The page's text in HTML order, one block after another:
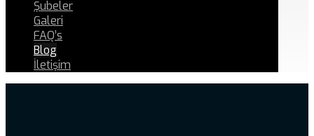
Şubeler
Galeri
FAQ’s
Blog
İletişim